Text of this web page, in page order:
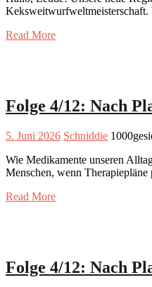
Keksweitwurfweltmeisterschaft.
Read More
Folge 4/12: Nach
5. Juni 2026 Schniddie
Wie Medikamente unseren
Menschen, wenn
Read More
Folge 4/12: Nach